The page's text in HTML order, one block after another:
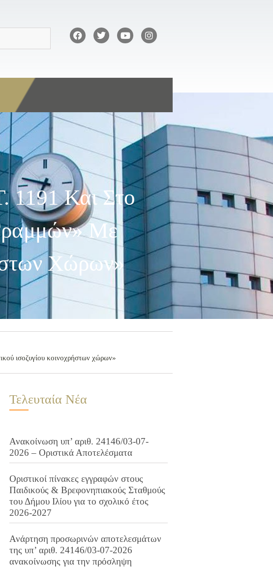
1191 Και Στο
Με
Χώρων»
ισοζυγίου κοινοχρήστων χώρων»
Τελευταία Νέα
Ανακοίνωση υπ’ αριθ. 24146/03-07-
2026 – Οριστικά Αποτελέσματα
Οριστικοί πίνακες εγγραφών στους
Παιδικούς & Βρεφονηπιακούς Σταθμούς
του Δήμου Ιλίου για το σχολικό έτος
2026-2027
Ανάρτηση προσωρινών αποτελεσμάτων
της υπ’ αριθ. 24146/03-07-2026
ανακοίνωσης για την πρόσληψη